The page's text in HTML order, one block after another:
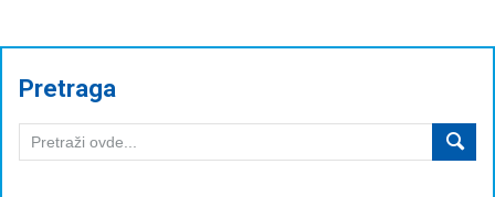
Pretraga